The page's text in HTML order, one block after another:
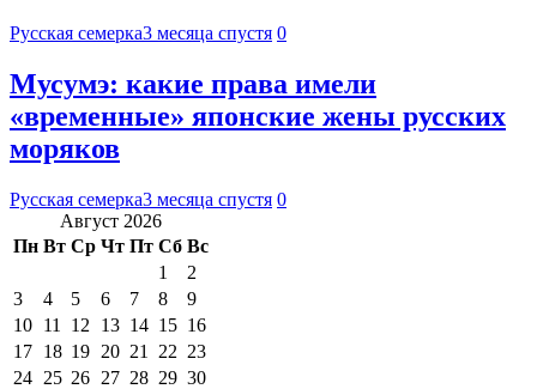
Русская семерка3 месяца спустя 0
Мусумэ: какие права имели
«временные» японские жены русских
моряков
Русская семерка3 месяца спустя 0
Август 2026
Пн Вт Ср Чт Пт Сб Вс
1
2
3
4 5 6 7 8
9
10 11 12 13 14 15 16
17 18 19 20 21 22 23
24 25 26 27 28 29 30